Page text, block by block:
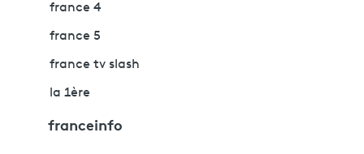
france 4
france 5
france tv slash
la 1ère
franceinfo